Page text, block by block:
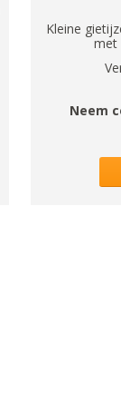
Kleine
met
Neem